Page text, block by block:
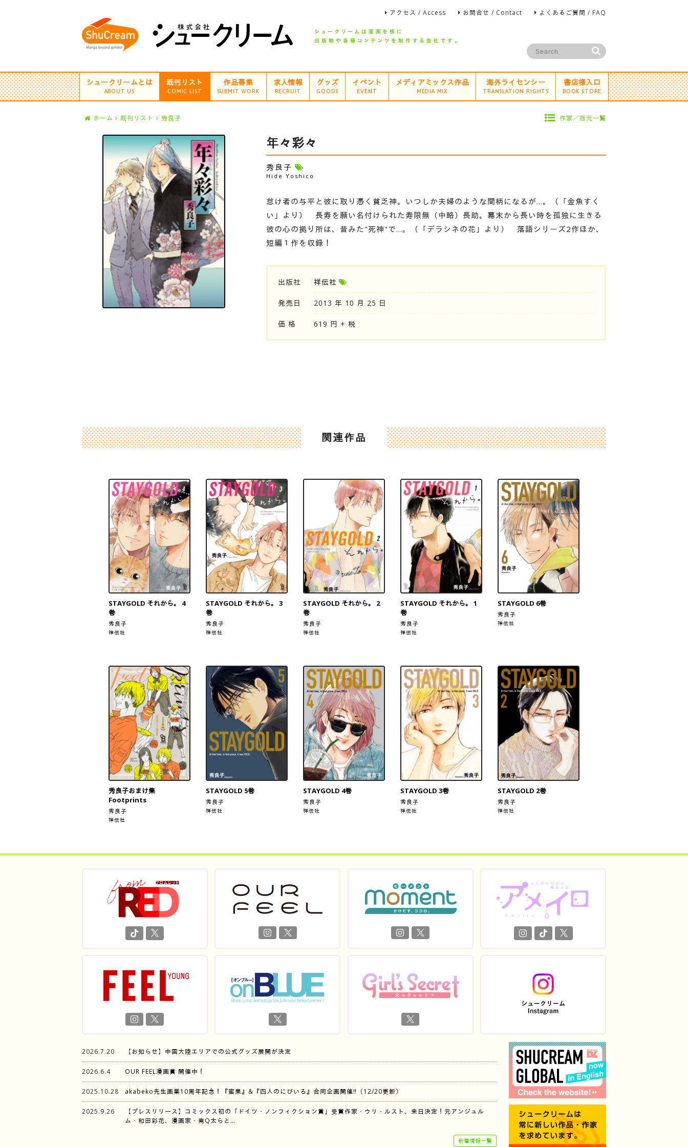
アクセス / Access お問合せ / Contact よくあるご質問 / FAQ
シュークリームとは
ABOUT US
既刊リスト
COMIC LIST
作品募集
SUBMIT WORK
求人情報
RECRUIT
グッズ
GOODS
イベント
EVENT
メディアミックス作品
MEDIA MIX
海外ライセンシー
TRANSLATION RIGHTS
書店様入口
BOOK STORE
ホーム 既刊リスト 秀良子 作家／版元一覧
年々彩々
秀良子
Hide Yoshico
怠け者の与平と彼に取り憑く貧乏神。いつしか夫婦のような間柄になるが…。（「金魚すく
い」より） 長寿を願い名付けられた寿限無（中略）長助。幕末から長い時を孤独に生きる
彼の心の拠り所は、昔みた"死神"で…。（「デラシネの花」より） 落語シリーズ2作ほか、
短編１作を収録！
出版社 祥伝社
発売日 2013 年 10 月 25 日
価 格 619 円 + 税
関連作品
STAYGOLD それから。 4
巻
秀良子
祥伝社
STAYGOLD それから。 3
巻
秀良子
祥伝社
STAYGOLD それから。 2
巻
秀良子
祥伝社
STAYGOLD それから。 1
巻
秀良子
祥伝社
STAYGOLD 6巻
秀良子
祥伝社
秀良子おまけ集
Footprints
秀良子
祥伝社
STAYGOLD 5巻
秀良子
祥伝社
STAYGOLD 4巻
秀良子
祥伝社
STAYGOLD 3巻
秀良子
祥伝社
STAYGOLD 2巻
秀良子
祥伝社
2026.7.20 【お知らせ】中国大陸エリアでの公式グッズ展開が決定
2026.6.4 OUR FEEL漫画賞 開催中！
2025.10.28 akabeko先生画業10周年記念！『蜜果』&『四人のにびいろ』合同企画開催‼︎（12/20更新）
2025.9.26
【プレスリリース】コミックス初の「ドイツ・ノンフィクション賞」受賞作家・ウリ・ルスト、来日決定！元アンジュル
ム・和田彩花、漫画家・南Q太らと…
新着情報一覧